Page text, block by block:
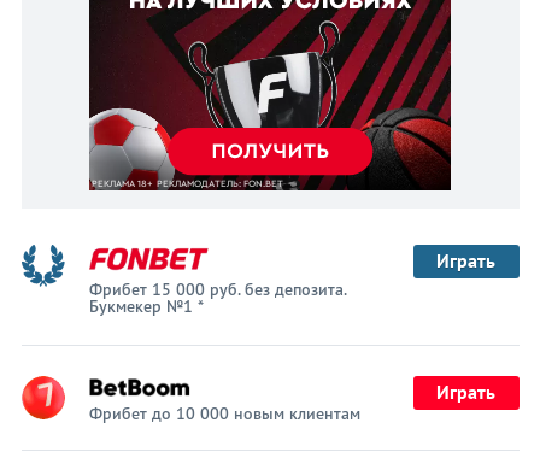
Фрибет 15 000 руб. без депозита.
Букмекер №1 *
Играть
Фрибет до 10 000 новым клиентам
Играть